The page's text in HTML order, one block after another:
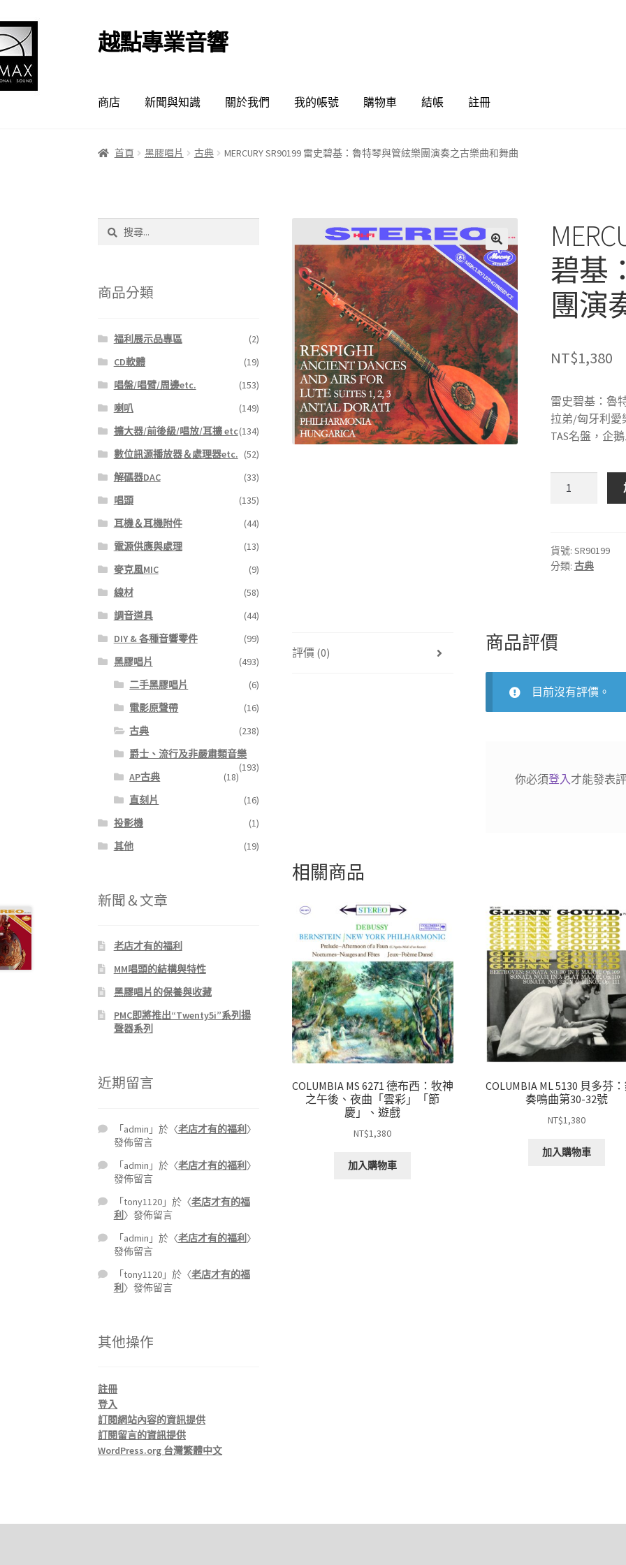
跳
至
列
跳
至
內
越點專業音響
商店 新聞與知識 關於我們 我的帳號 購物車 結帳 註冊
首頁 黑膠唱片 古典 MERCURY SR90199 雷史碧基：魯特琴與管絃樂團演奏之古樂曲和舞曲
🔍
碧基
團演
NT$1,380
雷史碧基：魯
拉弟/匈牙利愛
TAS名盤，企
碧
基：
與
管
絃
樂
古
貨號: SR90199
分類: 古典
評價 (0) 商品評價
目前沒有評價。
你必須登入才能發表
相關商品
COLUMBIA MS 6271 德布西：牧神
之午後、夜曲「雲彩」「節
慶」、遊戲
NT$1,380
加入購物車
COLUMBIA ML 5130 貝多芬
奏鳴曲第30-32號
NT$1,380
加入購物車
字:
商品分類
福利展示品專區
(2)
CD軟體
(19)
唱盤/唱臂/周邊etc.
(153)
喇叭
(149)
擴大器/前後級/唱放/耳擴 etc(134)
數位訊源播放器＆處理器etc. (52)
解碼器DAC
(33)
唱頭
(135)
耳機＆耳機附件
(44)
電源供應與處理
(13)
麥克風MIC
(9)
線材
(58)
調音道具
(44)
DIY & 各種音響零件
(99)
黑膠唱片
(493)
二手黑膠唱片
(6)
電影原聲帶
(16)
古典
(238)
爵士、流行及非嚴肅類音樂
(193)
AP古典
(18)
直刻片
(16)
投影機
(1)
其他
(19)
新聞＆文章
老店才有的福利
MM唱頭的結構與特性
黑膠唱片的保養與收藏
PMC即將推出“Twenty5i”系列揚
聲器系列
近期留言
「admin 」於〈老店才有的福利 〉
發佈留言
「admin 」於〈老店才有的福利 〉
發佈留言
「tony1120」於〈老店才有的福
利 〉發佈留言
「admin 」於〈老店才有的福利 〉
發佈留言
「tony1120」於〈老店才有的福
利 〉發佈留言
其他操作
註冊
登入
訂閱網站內容的資訊提供
訂閱留言的資訊提供
WordPress.org 台灣繁體中文